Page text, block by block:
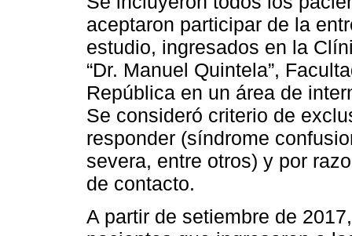
aceptaron participar de la
estudio, ingresados en la
“Dr. Manuel Quintela”,
República en un área de
Se consideró criterio de
responder (síndrome
severa, entre otros) y por
de contacto.
A partir de setiembre de